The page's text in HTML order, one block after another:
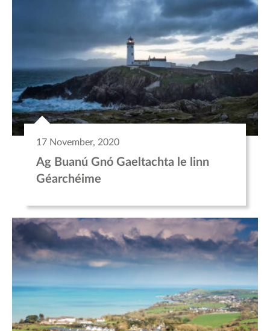
17 November, 2020
Ag Buanú Gnó Gaeltachta le linn
Géarchéime